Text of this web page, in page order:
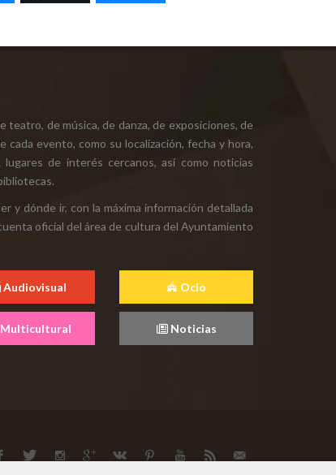
de música, de danza, de exposiciones, de
evento, como su localización, fecha y hora,
de interés cercanos, así como noticias
y dónde ir, con la máxima información detallada
oficial del área de cultura del Ayuntamiento
Audiovisual Ocio
Noticias